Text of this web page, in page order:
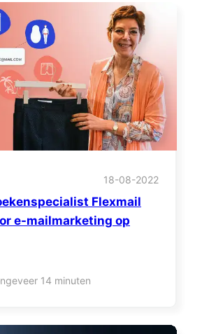
18-08-2022
Flexmail
e-mailmarketing op
14 minuten